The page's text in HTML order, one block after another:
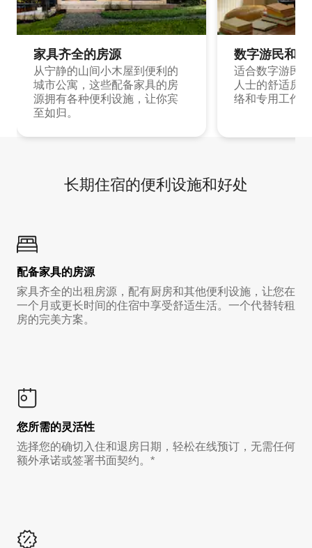
家具齐全的房源
从宁静的山间小木屋到便利的
城市公寓，这些配备家具的房
源拥有各种便利设施，让你宾
至如归。
数字游民和
适合数字游民
人士的舒适房
络和专用工作
长期住宿的便利设施和好处
配备家具的房源
家具齐全的出租房源，配有厨房和其他便利设施，让您在
一个月或更长时间的住宿中享受舒适生活。一个代替转租
房的完美方案。
您所需的灵活性
选择您的确切入住和退房日期，轻松在线预订，无需任何
额外承诺或签署书面契约。*